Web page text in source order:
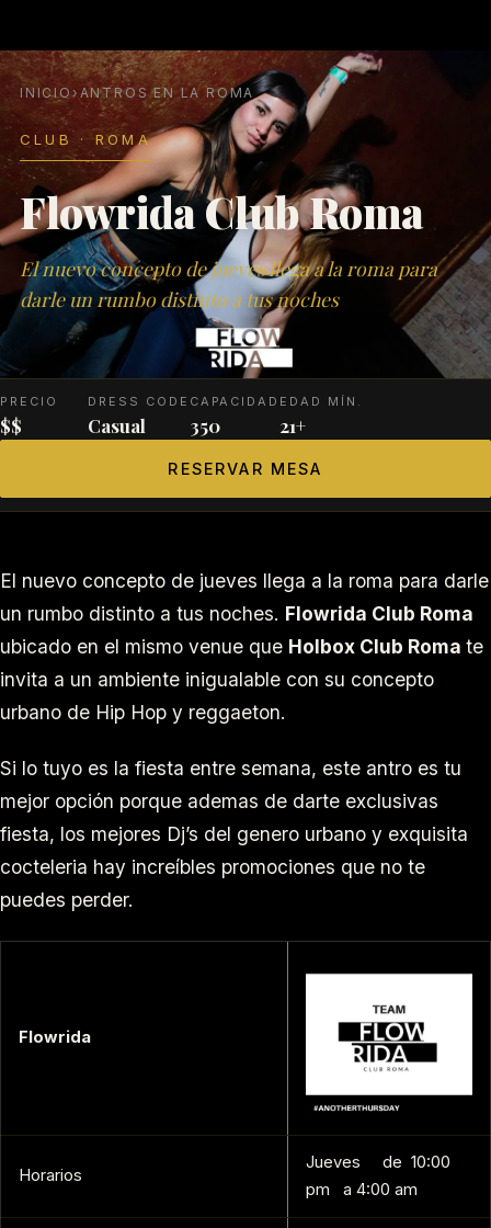
INICIO ›ANTROS EN LA ROMA
CLUB · ROMA
Flowrida Club Roma
El nuevo concepto de jueves llega a la roma para
darle un rumbo distinto a tus noches
PRECIO
$$
DRESS CODE
Casual
CAPACIDAD
350
EDAD MÍN.
21+
RESERVAR MESA
El nuevo concepto de jueves llega a la roma para darle
un rumbo distinto a tus noches. Flowrida Club Roma
ubicado en el mismo venue que Holbox Club Roma te
invita a un ambiente inigualable con su concepto
urbano de Hip Hop y reggaeton.
Si lo tuyo es la fiesta entre semana, este antro es tu
mejor opción porque ademas de darte exclusivas
fiesta, los mejores Dj’s del genero urbano y exquisita
cocteleria hay increíbles promociones que no te
puedes perder.
Flowrida
Horarios
Jueves de 10:00
pm a 4:00 am